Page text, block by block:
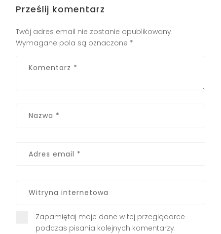
Prześlij komentarz
Twój adres email nie zostanie opublikowany.
Wymagane pola są oznaczone *
Zapamiętaj moje dane w tej przeglądarce
podczas pisania kolejnych komentarzy.